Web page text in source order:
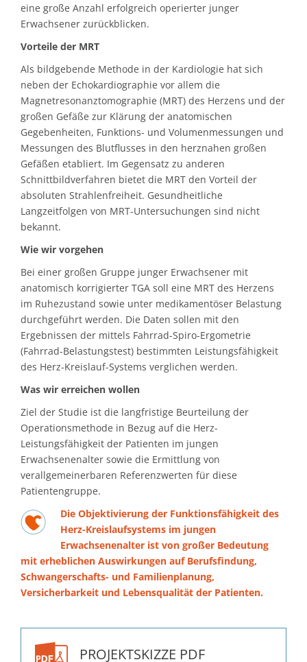
eine große Anzahl erfolgreich operierter junger
Erwachsener zurückblicken.
Vorteile der MRT
Als bildgebende Methode in der Kardiologie hat sich
neben der Echokardiographie vor allem die
Magnetresonanztomographie (MRT) des Herzens und der
großen Gefäße zur Klärung der anatomischen
Gegebenheiten, Funktions- und Volumenmessungen und
Messungen des Blutflusses in den herznahen großen
Gefäßen etabliert. Im Gegensatz zu anderen
Schnittbildverfahren bietet die MRT den Vorteil der
absoluten Strahlenfreiheit. Gesundheitliche
Langzeitfolgen von MRT-Untersuchungen sind nicht
bekannt.
Wie wir vorgehen
Bei einer großen Gruppe junger Erwachsener mit
anatomisch korrigierter TGA soll eine MRT des Herzens
im Ruhezustand sowie unter medikamentöser Belastung
durchgeführt werden. Die Daten sollen mit den
Ergebnissen der mittels Fahrrad-Spiro-Ergometrie
(Fahrrad-Belastungstest) bestimmten Leistungsfähigkeit
des Herz-Kreislauf-Systems verglichen werden.
Was wir erreichen wollen
Ziel der Studie ist die langfristige Beurteilung der
Operationsmethode in Bezug auf die Herz-
Leistungsfähigkeit der Patienten im jungen
Erwachsenenalter sowie die Ermittlung von
verallgemeinerbaren Referenzwerten für diese
Patientengruppe.
Die Objektivierung der Funktionsfähigkeit des
Herz-Kreislaufsystems im jungen
Erwachsenenalter ist von großer Bedeutung
mit erheblichen Auswirkungen auf Berufsfindung,
Schwangerschafts- und Familienplanung,
Versicherbarkeit und Lebensqualität der Patienten.
PROJEKTSKIZZE PDF